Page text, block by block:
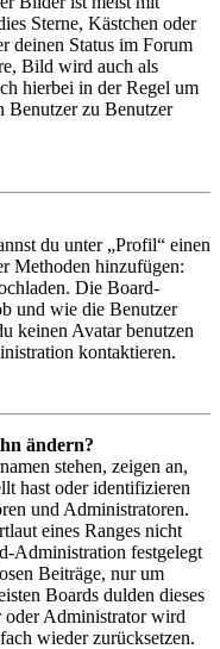
Sterne, Kästchen oder
deinen Status im Forum
Bild wird auch als
hierbei in der Regel um
Benutzer zu Benutzer
du unter „Profil“ einen
Methoden hinzufügen:
Die Board-
und wie die Benutzer
keinen Avatar benutzen
kontaktieren.
ändern?
stehen, zeigen an,
hast oder identifizieren
und Administratoren.
eines Ranges nicht
Administration festgelegt
Beiträge, nur um
Boards dulden dieses
oder Administrator wird
wieder zurücksetzen.